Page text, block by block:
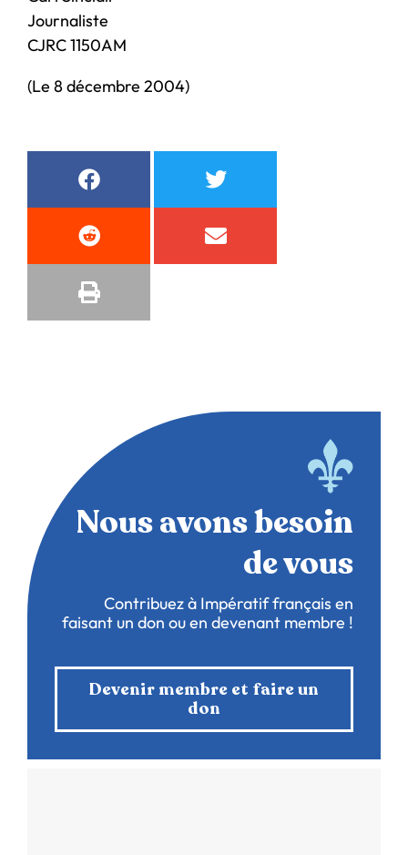
Journaliste
CJRC 1150AM
(Le 8 décembre 2004)
Nous avons besoin
de vous
Contribuez à Impératif français en
faisant un don ou en devenant membre !
Devenir membre et faire un
don